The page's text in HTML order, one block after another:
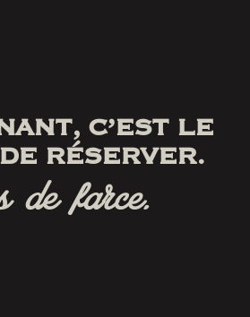
C’EST LE
RÉSERVER.
de farce.